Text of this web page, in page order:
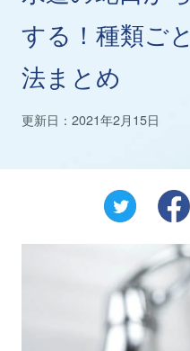
する！種類ご
法まとめ
更新日：2021年2月15日